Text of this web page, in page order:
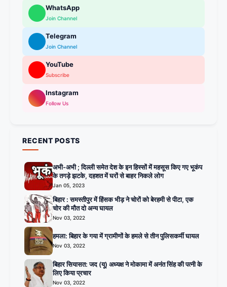
WhatsApp
Join Channel
Telegram
Join Channel
YouTube
Subscribe
Instagram
Follow Us
RECENT POSTS
अभी-अभी ; दिल्ली समेत देश के इन हिस्सों में महसूस किए गए भूकंप
के तगड़े झटके, दहशत में घरों से बाहर निकले लोग
Jan 05, 2023
बिहार : समस्तीपुर में हिंसक भीड़ ने चोरों को बेरहमी से पीटा, एक
चोर की मौत दो अन्य घायल
Nov 03, 2022
हमला: बिहार के गया में ग्रामीणों के हमले से तीन पुलिसकर्मी घायल
Nov 03, 2022
बिहार सियासत: जद (यू) अध्यक्ष ने मोकामा में अनंत सिंह की पत्नी के
लिए किया प्रचार
Nov 03, 2022